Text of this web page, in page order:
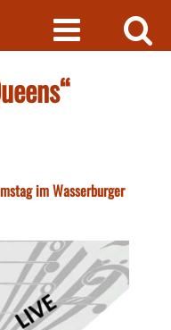
im Wasserburger